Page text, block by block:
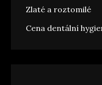
Zlaté a roztomilé
Cena dentální